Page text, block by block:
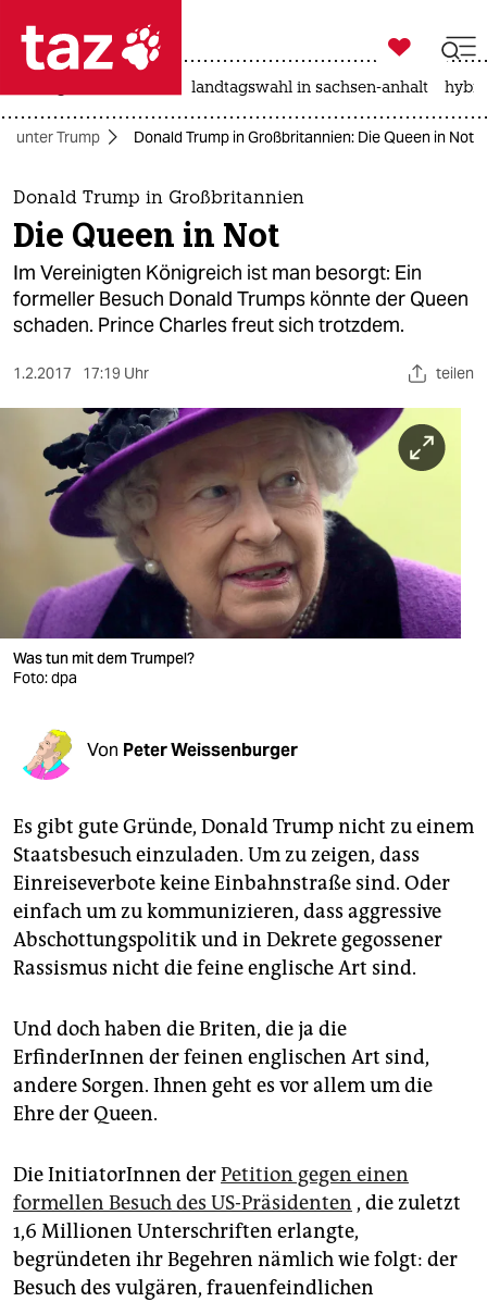
 taz zahl ich
taz zahl ich
themen
politik
öko
sport
berlin
nord
wahrheit
verlag
verlag
shop
unterstützen
abo
genossenschaft
epaper login

taz zahl ich
landtagswahl in sachsen-anhalt
unter Trump Donald Trump in Großbritannien: Die Queen in Not
Donald Trump in Großbritannien
Die Queen in Not
Im Vereinigten Königreich ist man besorgt: Ein
formeller Besuch Donald Trumps könnte der Queen
schaden. Prince Charles freut sich trotzdem.
1.2.2017 17:19 Uhr teilen
Was tun mit dem Trumpel?
Foto: dpa
Von Peter Weissenburger
Es gibt gute Gründe, Donald Trump nicht zu einem
Staatsbesuch einzuladen. Um zu zeigen, dass
Einreiseverbote keine Einbahnstraße sind. Oder
einfach um zu kommunizieren, dass aggressive
Abschottungspolitik und in Dekrete gegossener
Rassismus nicht die feine englische Art sind.
Und doch haben die Briten, die ja die
ErfinderInnen der feinen englischen Art sind,
andere Sorgen. Ihnen geht es vor allem um die
Ehre der Queen.
Die InitiatorInnen derPetition gegen einen
formellen Besuch des US-Präsidenten , die zuletzt
1,6 Millionen Unterschriften erlangte,
begründeten ihr Begehren nämlich wie folgt: der
Besuch des vulgären, frauenfeindlichen